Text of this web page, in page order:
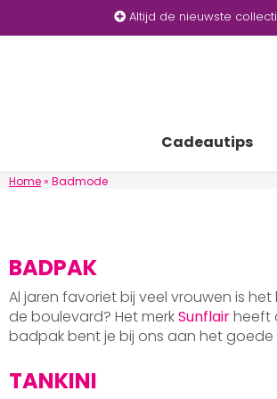
Altijd de nieuwste
Cadeautips
Home» Badmode
BADPAK
Al jaren favoriet bij veel vrouwen is
de boulevard? Het merkSunflairheeft
badpak bent je bij ons aan het
TANKINI